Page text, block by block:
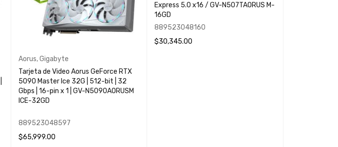
Aorus,Gigabyte
Tarjeta de Video Aorus GeForce RTX
5090 Master Ice 32G | 512-bit | 32
Gbps | 16-pin x 1 | GV-N5090AORUSM
ICE-32GD
889523048597
$65,999.00
Express 5.0 x16 / GV-N507TAORUS M-
16GD
889523048160
$30,345.00